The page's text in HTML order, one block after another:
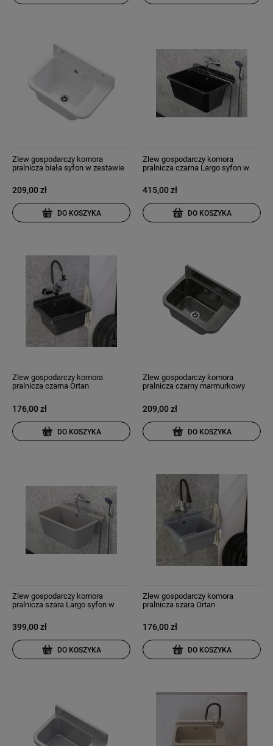
Zlew gospodarczy komora
pralnicza biała syfon w zestawie
209,00 zł
DO KOSZYKA
Zlew gospodarczy komora
pralnicza czarna Largo syfon w
415,00 zł
DO KOSZYKA
Zlew gospodarczy komora
pralnicza czarna Ortan
176,00 zł
DO KOSZYKA
Zlew gospodarczy komora
pralnicza czarny marmurkowy
209,00 zł
DO KOSZYKA
Zlew gospodarczy komora
pralnicza szara Largo syfon w
399,00 zł
DO KOSZYKA
Zlew gospodarczy komora
pralnicza szara Ortan
176,00 zł
DO KOSZYKA